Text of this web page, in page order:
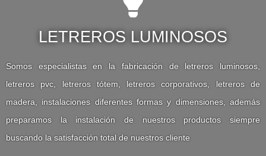
LETREROS LUMINOSOS
Somos especialistas en la fabricación de letreros luminosos,
letreros pvc, letreros tótem, letreros corporativos, letreros de
madera, instalaciones diferentes formas y dimensiones, además
preparamos la instalación de nuestros productos siempre
buscando la satisfacción total de nuestros cliente